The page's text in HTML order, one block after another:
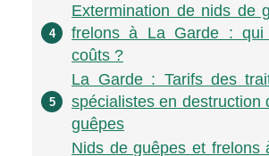
4
Extermination de nids de
frelons à La Garde : qui
coûts ?
5
La Garde : Tarifs des
spécialistes en destruction
guêpes
Nids de guêpes et frelons